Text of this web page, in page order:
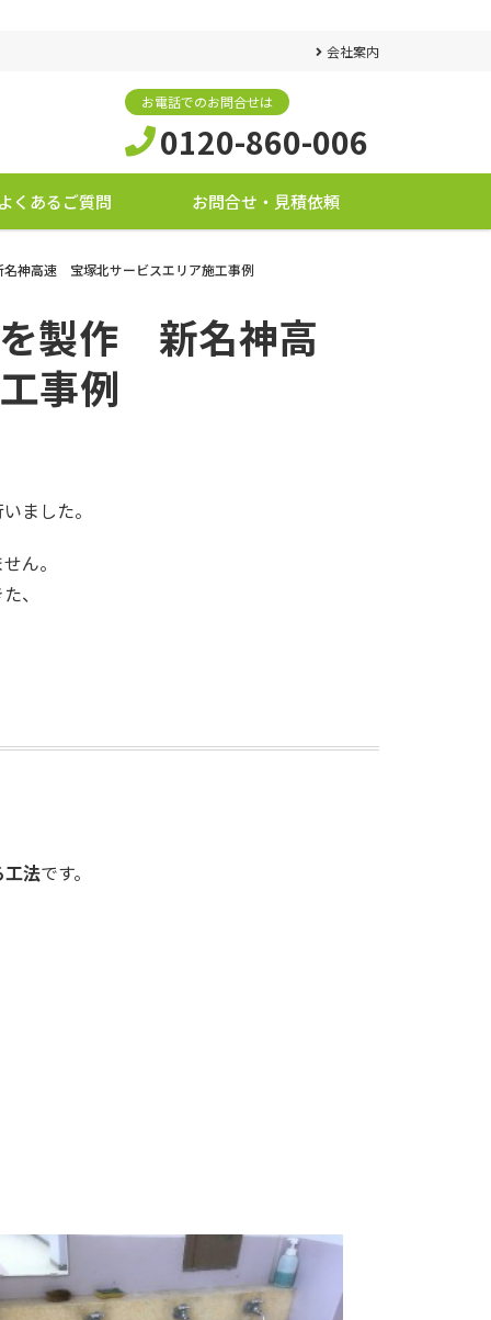
会社案内
お電話でのお問合せは
0120-860-006
くあるご質問 お問合せ・見積依頼
神高速 宝塚北サービスエリア施工事例
製作 新名神高
事例
ました。
ん。
、
工法です。